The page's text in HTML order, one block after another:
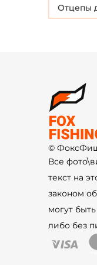
Отцепы
©
Все
текст на
законом
могут
либо без